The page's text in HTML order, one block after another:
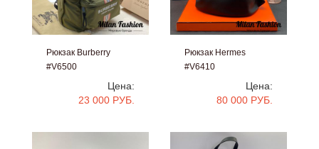
Рюкзак Burberry
#V6500
Цена:
23 000 РУБ.
Рюкзак Hermes
#V6410
Цена:
80 000 РУБ.